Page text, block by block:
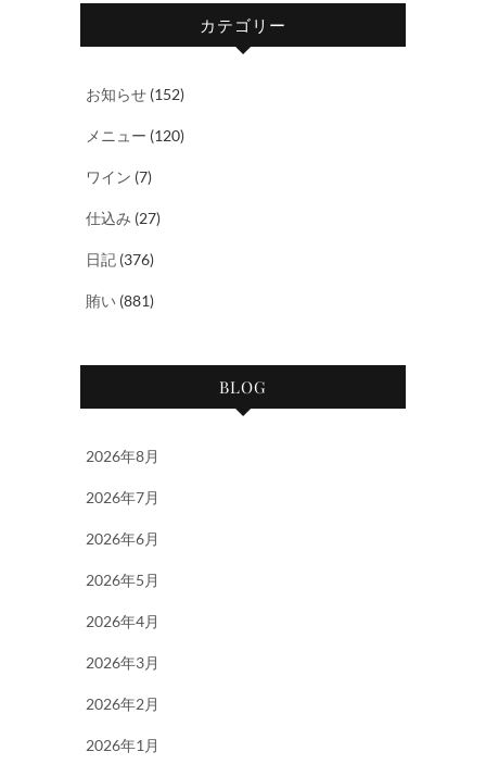
カテゴリー
お知らせ (152)
メニュー (120)
ワイン (7)
仕込み (27)
日記 (376)
賄い (881)
BLOG
2026年8月
2026年7月
2026年6月
2026年5月
2026年4月
2026年3月
2026年2月
2026年1月